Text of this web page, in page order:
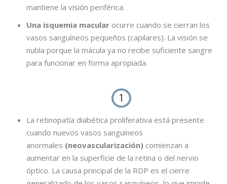
mantiene la visión periférica.
Una isquemia macular ocurre cuando se cierran los
vasos sanguíneos pequeños (capilares). La visión se
nubla porque la mácula ya no recibe suficiente sangre
para funcionar en forma apropiada.
La retinopatía diabética proliferativa está presente
cuando nuevos vasos sanguíneos
anormales (neovascularización) comienzan a
aumentar en la superficie de la retina o del nervio
óptico. La causa principal de la RDP es el cierre